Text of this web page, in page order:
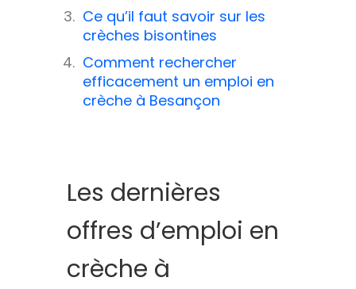
Ce qu’il faut savoir sur les
crèches bisontines
Comment rechercher
efficacement un emploi en
crèche à Besançon
Les dernières
offres d’emploi en
crèche à